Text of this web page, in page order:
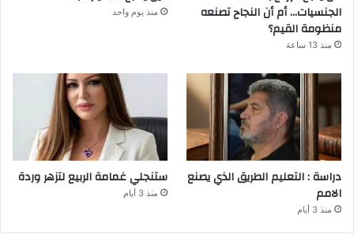
الجنسيات… أم أن النجاح تصنعه
منظومة القيم؟
منذ 13 ساعة
منذ يوم واحد
دراسة : التعليم الطريق الذي يصنع
الامم
منذ 3 أيام
ستنجلي غمامة الربيع لتزهر وردة
منذ 3 أيام